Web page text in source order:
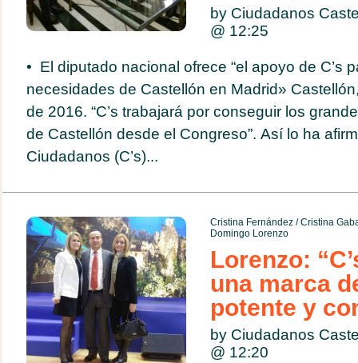
by Ciudadanos
@ 12:25
• El diputado nacional ofrece “el apoyo de C’s
necesidades de Castellón en Madrid»
de 2016. “C’s trabajará por conseguir los
de Castellón desde el Congreso”. Así lo ha
Ciudadanos (C’s)...
Cristina Fernández/Cristina
Domingo Lorenzo
Lorenzo:
una marca
potente y
by Ciudadanos
@ 12:20